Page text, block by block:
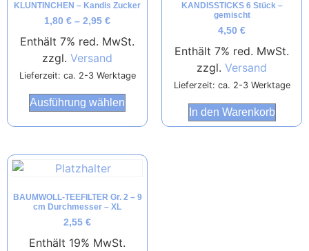
KLUNTINCHEN – Kandis Zucker
1,80 € – 2,95 €
Enthält 7% red. MwSt.
zzgl. Versand
Lieferzeit: ca. 2-3 Werktage
Ausführung wählen
KANDISSTICKS 6 Stück –
gemischt
4,50 €
Enthält 7% red. MwSt.
zzgl. Versand
Lieferzeit: ca. 2-3 Werktage
In den Warenkorb
BAUMWOLL-TEEFILTER Gr. 2 – 9
cm Durchmesser – XL
2,55 €
Enthält 19% MwSt.